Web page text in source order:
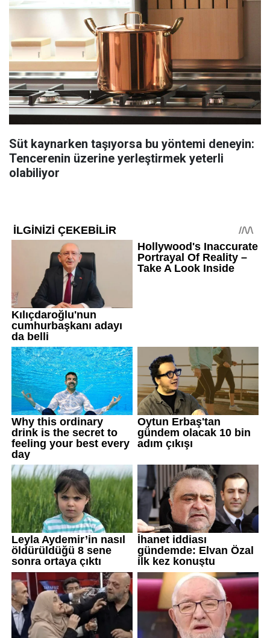
Süt kaynarken taşıyorsa bu yöntemi deneyin:
Tencerenin üzerine yerleştirmek yeterli
olabiliyor